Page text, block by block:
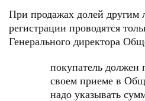
При продажах долей другим
регистрации проводятся
Генерального директора
покупатель должен
своем приеме в
надо указывать